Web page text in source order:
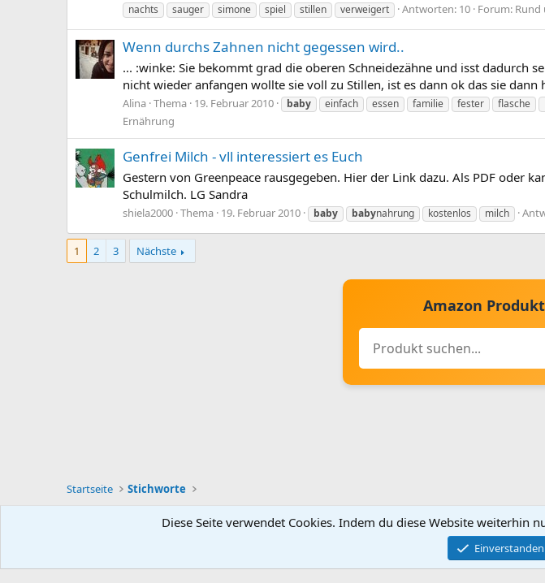
nachts
sauger simone spiel stillen verweigert Antworten: 10 Forum: Rund
Wenn durchs Zahnen nicht gegessen wird..
... :winke: Sie bekommt grad die oberen Schneidezähne und isst dadurch
nicht wieder anfangen wollte sie voll zu Stillen, ist es dann ok das sie
Alina Thema 19. Februar 2010 baby einfach essen familie fester flasche
Ernährung
Genfrei Milch - vll interessiert es Euch
Gestern von Greenpeace rausgegeben. Hier der Link dazu. Als PDF oder
Schulmilch. LG Sandra
shiela2000 Thema 19. Februar 2010 baby babynahrung kostenlos milch
1 2 3 Nächste
Amazon
Startseite Stichworte
Deutsch [Du]
Community platform by
Diese Seite verwendet Cookies. Indem du diese Website weiterhin
Einverstanden